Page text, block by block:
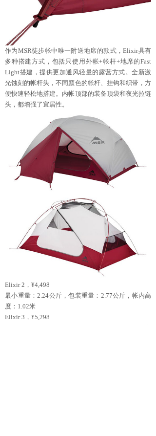
作为MSR徒步帐中唯一附送地席的款式，Elixir具有
多种搭建方式，包括只使用外帐+帐杆+地席的Fast
Light搭建，提供更加通风轻量的露营方式。全新激
光蚀刻的帐杆头，不同颜色的帐杆、挂钩和织带，方
便快速轻松地搭建。内帐顶部的装备顶袋和夜光拉链
头，都增强了宜居性。
Elixir 2，¥4,498
最小重量：2.24公斤，包装重量：2.77公斤，帐内高
度：1.02米
Elixir 3，¥5,298